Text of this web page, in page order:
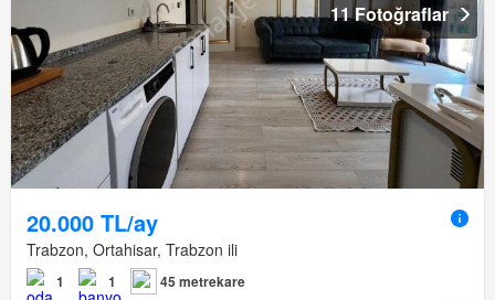
11 Fotoğraflar
20.000 TL/ay
Trabzon, Ortahisar, Trabzon ili
1 1
45 metrekare